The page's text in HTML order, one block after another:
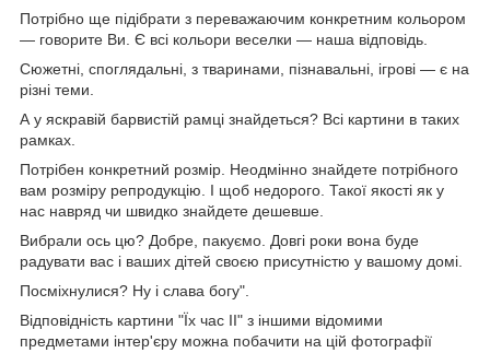
Потрібно ще підібрати з переважаючим конкретним кольором
― говорите Ви. Є всі кольори веселки ― наша відповідь.
Сюжетні, споглядальні, з тваринами, пізнавальні, ігрові ― є на
різні теми.
А у яскравій барвистій рамці знайдеться? Всі картини в таких
рамках.
Потрібен конкретний розмір. Неодмінно знайдете потрібного
вам розміру репродукцію. І щоб недорого. Такої якості як у
нас навряд чи швидко знайдете дешевше.
Вибрали ось цю? Добре, пакуємо. Довгі роки вона буде
радувати вас і ваших дітей своєю присутністю у вашому домі.
Посміхнулися? Ну і слава богу".
Відповідність картини "Їх час II" з іншими відомими
предметами інтер'єру можна побачити на цій фотографії